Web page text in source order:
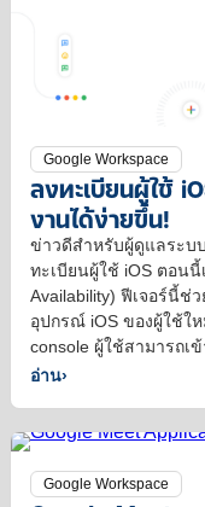
Google Workspace
ลงทะเบียนผู้ใช้
งานได้ง่ายขึ้น!
ข่าวดีสำหรับผู้ดูแลระบบ
ทะเบียนผู้ใช้ iOS ตอน
Availability) ฟีเจอร์นี้ช่
อุปกรณ์ iOS ของผู้ใช้ใ
console ผู้ใช้สามารถเ
อ่าน›
Google Workspace